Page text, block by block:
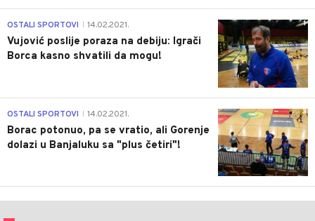
1
OSTALI SPORTOVI 14.02.2021.
Vujović poslije poraza na debiju: Igrači
Borca kasno shvatili da mogu!
3
OSTALI SPORTOVI 14.02.2021.
Borac potonuo, pa se vratio, ali Gorenje
dolazi u Banjaluku sa "plus četiri"!